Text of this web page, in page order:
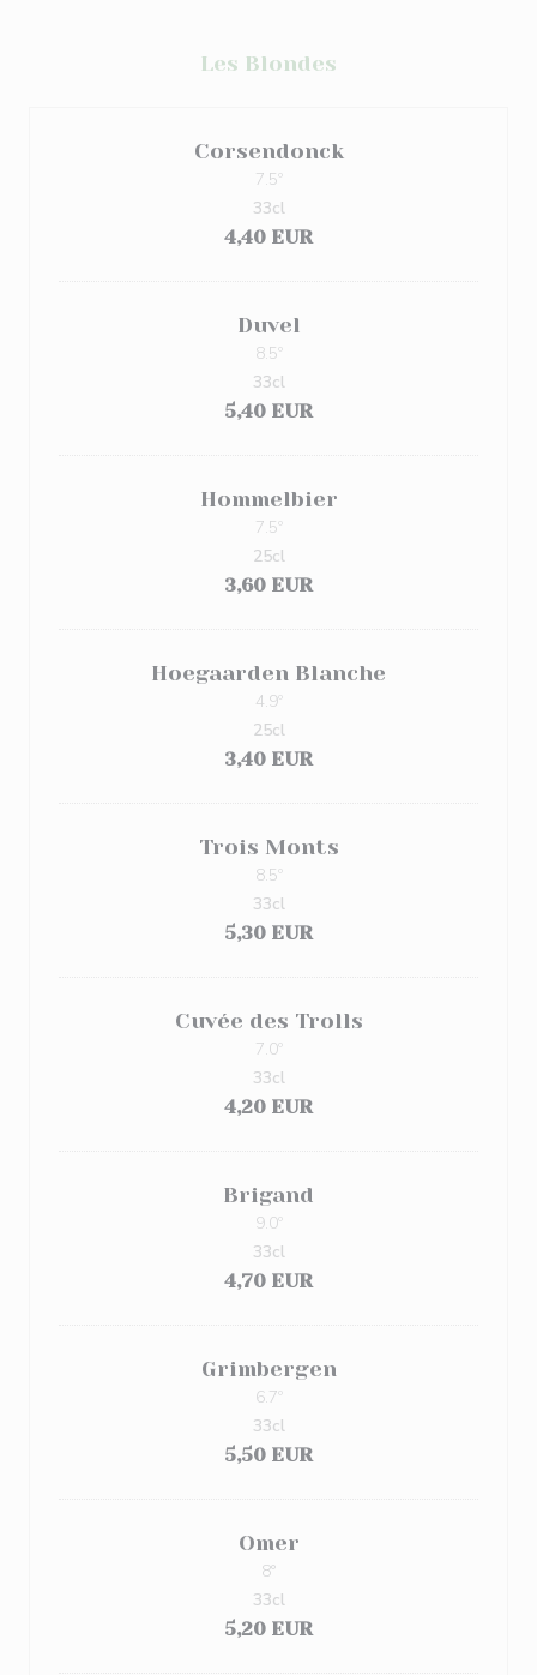
Les Blondes
Corsendonck
7.5º
4,40 EUR
33cl
Duvel
8.5º
5,40 EUR
33cl
Hommelbier
7.5º
3,60 EUR
25cl
Hoegaarden Blanche
4.9º
3,40 EUR
25cl
Trois Monts
8.5º
5,30 EUR
33cl
Cuvée des Trolls
7.0º
4,20 EUR
33cl
Brigand
9.0º
4,70 EUR
33cl
Grimbergen
6.7º
5,50 EUR
33cl
Omer
8°
5,20 EUR
33cl